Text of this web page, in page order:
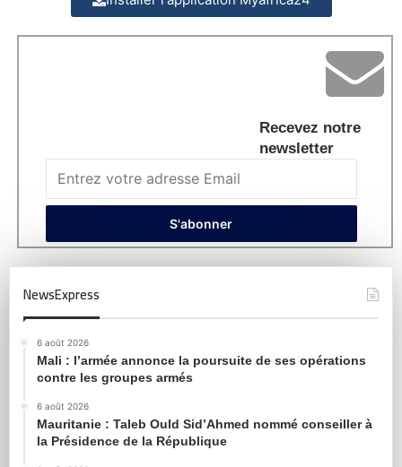
Recevez notre
newsletter
NewsExpress
6 août 2026
Mali : l’armée annonce la poursuite de ses opérations
contre les groupes armés
6 août 2026
Mauritanie : Taleb Ould Sid’Ahmed nommé conseiller à
la Présidence de la République